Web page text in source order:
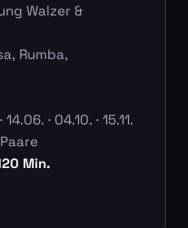
Walzer &
Rumba,
· 04.10. · 15.11.
Min.